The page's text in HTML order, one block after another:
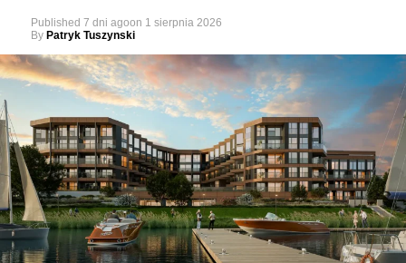
Published 7 dni agoon 1 sierpnia 2026
By Patryk Tuszynski